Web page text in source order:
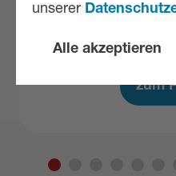
unserer
Alle akzeptieren
zum